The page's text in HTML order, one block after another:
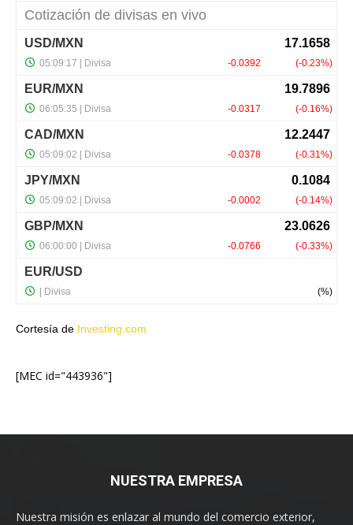
Cortesía de Investing.com
[MEC id="443936"]
NUESTRA EMPRESA
Nuestra misión es enlazar al mundo del comercio exterior,